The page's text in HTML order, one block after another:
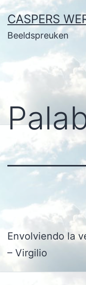
Ga
naar
de
inhoud
CASPERS
Beeldspreuken
Envolviendo la
– Virgilio